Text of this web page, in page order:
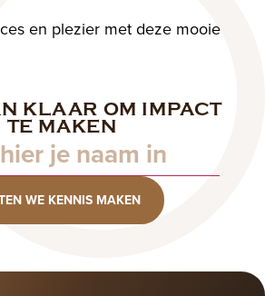
en plezier met deze mooie
KLAAR OM IMPACT
TE MAKEN
Naam
WE KENNIS MAKEN